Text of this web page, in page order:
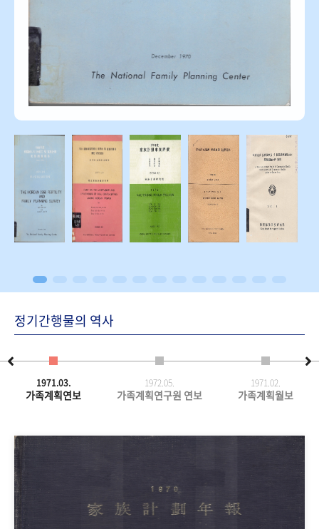
정기간행물의 역사
1971.03.
가족계획연보
1972.05.
가족계획연구원 연보
1971.02.
가족계획월보